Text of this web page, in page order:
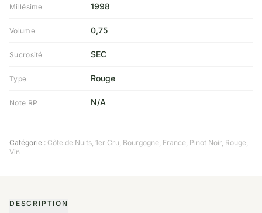
Millésime 1998
Volume 0,75
Sucrosité SEC
Type Rouge
Note RP N/A
Catégorie : Côte de Nuits, 1er Cru, Bourgogne, France, Pinot Noir, Rouge,
Vin
DESCRIPTION